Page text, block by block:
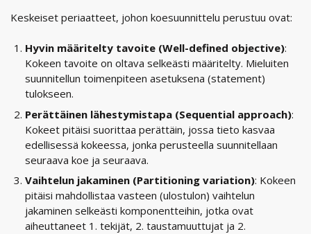
Keskeiset periaatteet, johon koesuunnittelu perustuu ovat:
Hyvin määritelty tavoite (Well-defined objective):
Kokeen tavoite on oltava selkeästi määritelty. Mieluiten
suunnitellun toimenpiteen asetuksena (statement)
tulokseen.
Perättäinen lähestymistapa (Sequential approach):
Kokeet pitäisi suorittaa perättäin, jossa tieto kasvaa
edellisessä kokeessa, jonka perusteella suunnitellaan
seuraava koe ja seuraava.
Vaihtelun jakaminen (Partitioning variation): Kokeen
pitäisi mahdollistaa vasteen (ulostulon) vaihtelun
jakaminen selkeästi komponentteihin, jotka ovat
aiheuttaneet 1. tekijät, 2. taustamuuttujat ja 2.